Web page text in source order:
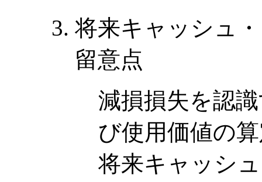
将来キャッシュ
留意点
減損損失を認
び使用価値の
将来キャッシ